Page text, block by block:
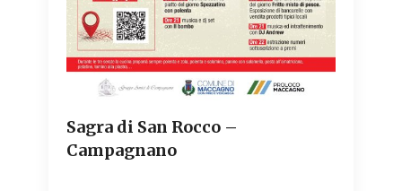
Sagra di San Rocco –
Campagnano